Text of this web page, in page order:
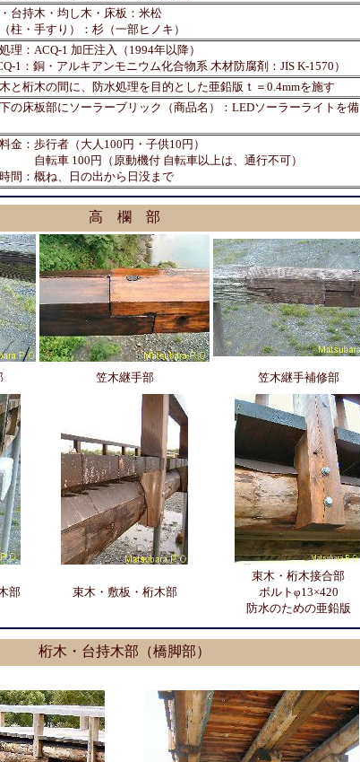
台持木・均し木・床板：米松
柱・手すり）：杉（一部ヒノキ）
理：ACQ-1 加圧注入（1994年以降）
1：銅・アルキアンモニウム化合物系 木材防腐剤：JIS K-1570）
と桁木の間に、防水処理を目的とした亜鉛版ｔ＝0.4mmを施す
の床板部にソーラーブリック（商品名）：LEDソーラーライトを備
金：歩行者（大人100円・子供10円）
車 100円（原動機付 自転車以上は、通行不可）
間：概ね、日の出から日没まで
高 欄 部
笠木継手部 笠木継手補修部
部 束木・敷板・桁木部
束木・桁木接合部
ボルトφ13×420
防水のための亜鉛版
桁木・台持木部（橋脚部）